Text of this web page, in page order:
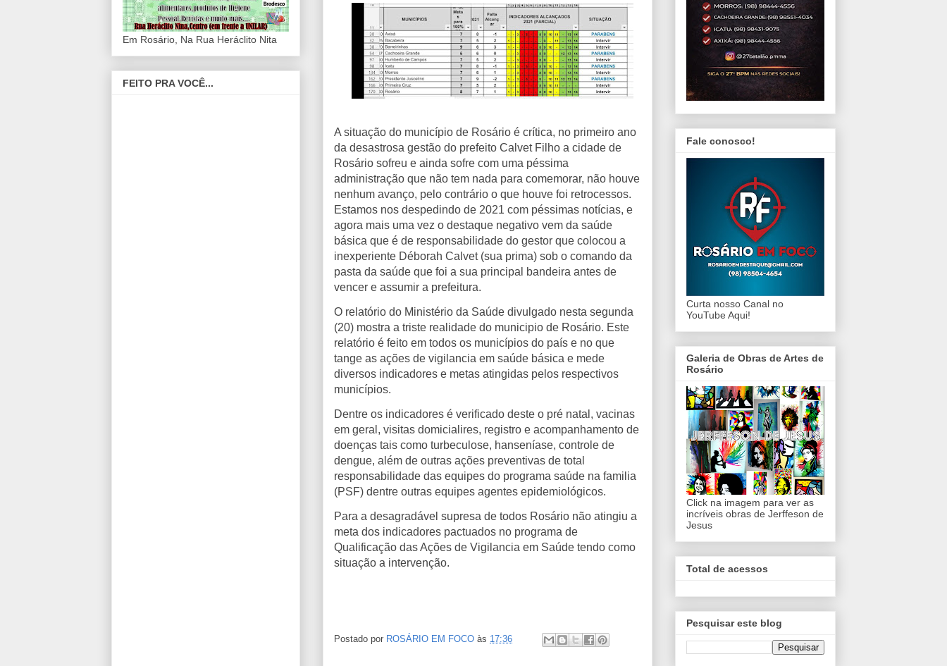
A situação do município de Rosário é crítica, no primeiro ano
da desastrosa gestão do prefeito Calvet Filho a cidade de
Rosário sofreu e ainda sofre com uma péssima
administração que não tem nada para comemorar, não houve
nenhum avanço, pelo contrário o que houve foi retrocessos.
Estamos nos despedindo de 2021 com péssimas notícias, e
agora mais uma vez o destaque negativo vem da saúde
básica que é de responsabilidade do gestor que colocou a
inexperiente Déborah Calvet (sua prima) sob o comando da
pasta da saúde que foi a sua principal bandeira antes de
vencer e assumir a prefeitura.
O relatório do Ministério da Saúde divulgado nesta segunda
(20) mostra a triste realidade do municipio de Rosário. Este
relatório é feito em todos os municípios do país e no que
tange as ações de vigilancia em saúde básica e mede
diversos indicadores e metas atingidas pelos respectivos
municípios.
Dentre os indicadores é verificado deste o pré natal, vacinas
em geral, visitas domicialires, registro e acompanhamento de
doenças tais como turbeculose, hanseníase, controle de
dengue, além de outras ações preventivas de total
responsabilidade das equipes do programa saúde na familia
(PSF) dentre outras equipes agentes epidemiológicos.
Para a desagradável supresa de todos Rosário não atingiu a
meta dos indicadores pactuados no programa de
Qualificação das Ações de Vigilancia em Saúde tendo como
situação a intervenção.
Postado por ROSÁRIO EM FOCO às 17:36
Em Rosário, Na Rua Heráclito Nita
FEITO PRA VOCÊ...
Fale conosco!
Curta nosso Canal no
YouTube Aqui!
Galeria de Obras de Artes de
Rosário
Click na imagem para ver as
incríveis obras de Jerffeson de
Jesus
Total de acessos
Pesquisar este blog